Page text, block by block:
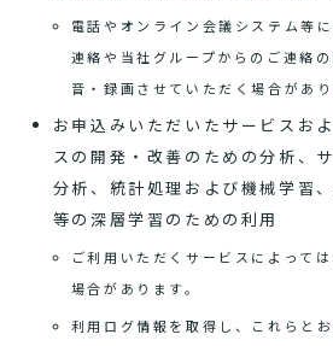
電話やオンライン会議システム等
連絡や当社グループからのご連絡
音・録画させていただく場合があり
お申込みいただいたサービスお
スの開発・改善のための分析、
分析、統計処理および機械学習
等の深層学習のための利用
ご利用いただくサービスによって
場合があります。
利用ログ情報を取得し、これらと